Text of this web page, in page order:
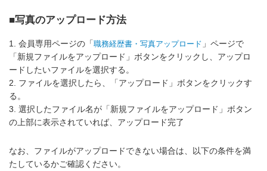
■写真のアップロード方法
1. 会員専用ページの「職務経歴書・写真アップロード 」ページで
「新規ファイルをアップロード」ボタンをクリックし、アップロ
ードしたいファイルを選択する。
2. ファイルを選択したら、「アップロード」ボタンをクリックす
る。
3. 選択したファイル名が「新規ファイルをアップロード」ボタン
の上部に表示されていれば、アップロード完了
なお、ファイルがアップロードできない場合は、以下の条件を満
たしているかご確認ください。